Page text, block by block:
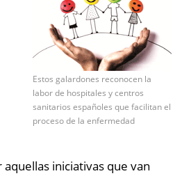
Estos galardones reconocen la
labor de hospitales y centros
sanitarios españoles que facilitan el
proceso de la enfermedad
iniciativas que van